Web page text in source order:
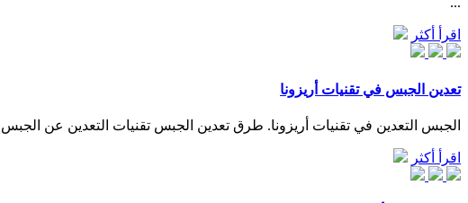
اقرأ أكثر
تعدين الجبس في تقنيات أريزونا
الجبس التعدين في تقنيات أريزونا. طرق تعدين الجبس تقنيات التعدين عن
اقرأ أكثر